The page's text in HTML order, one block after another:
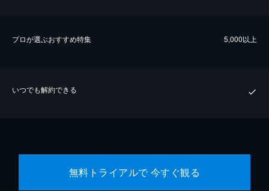
プロが選ぶおすすめ特集 5,000以上
いつでも解約できる
無料トライアルで 今すぐ観る